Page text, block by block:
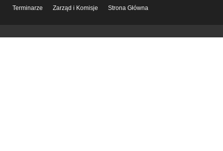
Terminarze
Zarząd i Komisje Strona Główna